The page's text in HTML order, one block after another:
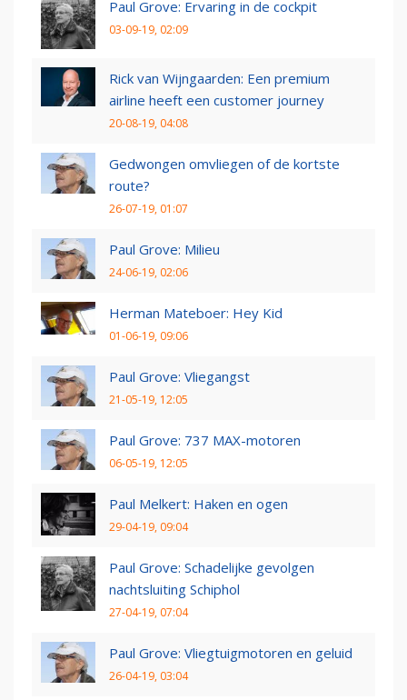
Paul Grove: Ervaring in de cockpit
03-09-19, 02:09
Rick van Wijngaarden: Een premium
airline heeft een customer journey
20-08-19, 04:08
Gedwongen omvliegen of de kortste
route?
26-07-19, 01:07
Paul Grove: Milieu
24-06-19, 02:06
Herman Mateboer: Hey Kid
01-06-19, 09:06
Paul Grove: Vliegangst
21-05-19, 12:05
Paul Grove: 737 MAX-motoren
06-05-19, 12:05
Paul Melkert: Haken en ogen
29-04-19, 09:04
Paul Grove: Schadelijke gevolgen
nachtsluiting Schiphol
27-04-19, 07:04
Paul Grove: Vliegtuigmotoren en geluid
26-04-19, 03:04